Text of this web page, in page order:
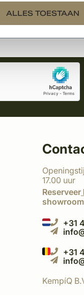
ALLES TOESTAAN
17.00 uur
Reserveer
+31
+31
KempíQ